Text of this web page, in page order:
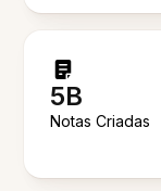
5B
Notas Criadas